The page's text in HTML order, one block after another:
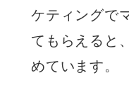
ケティングで
てもらえると
めています。